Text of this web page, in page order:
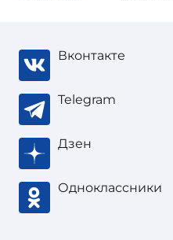
Вконтакте
Telegram
Дзен
Одноклассники